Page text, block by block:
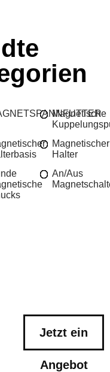
Magnetische
Magnetischer
Halter
An/Aus
Jetzt ein
Angebot